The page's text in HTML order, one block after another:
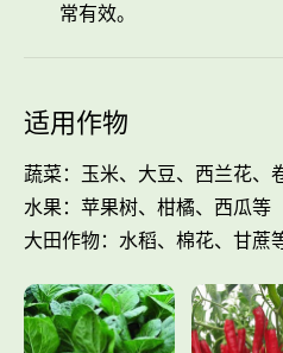
常有效。
适用作物
蔬菜：玉米、大豆、西兰花、
水果：苹果树、柑橘、西瓜等
大田作物：水稻、棉花、甘蔗